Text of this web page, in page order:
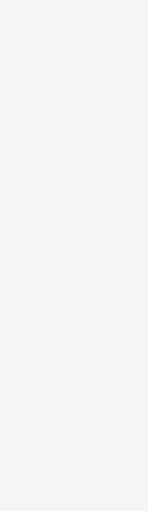
Lazaridis)在锡罗波塔
创下纪录。当时，他在
人葡萄园的葡萄酿制葡